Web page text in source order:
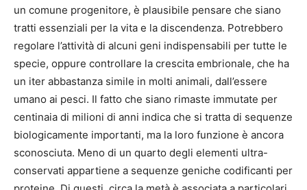
un comune progenitore, è plausibile pensare che siano
tratti essenziali per la vita e la discendenza. Potrebbero
regolare l’attività di alcuni geni indispensabili per tutte le
specie, oppure controllare la crescita embrionale, che ha
un iter abbastanza simile in molti animali, dall’essere
umano ai pesci. Il fatto che siano rimaste immutate per
centinaia di milioni di anni indica che si tratta di sequenze
biologicamente importanti, ma la loro funzione è ancora
sconosciuta. Meno di un quarto degli elementi ultra-
conservati appartiene a sequenze geniche codificanti per